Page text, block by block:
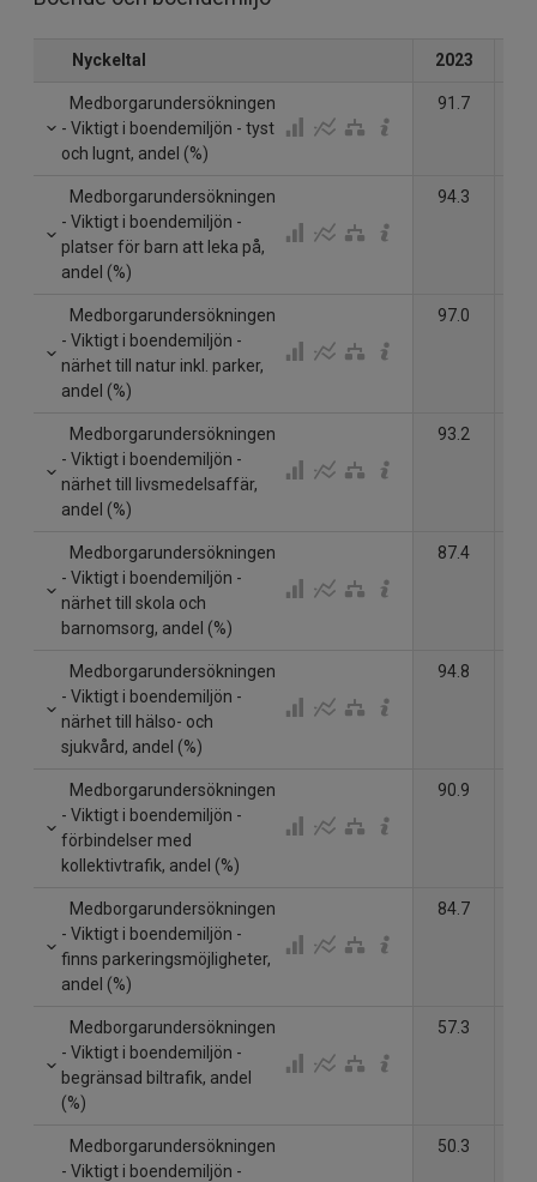
Nyckeltal 2023
Medborgarundersökningen
- Viktigt i boendemiljön - tyst
och lugnt, andel (%)
91.7
Medborgarundersökningen
- Viktigt i boendemiljön -
platser för barn att leka på,
andel (%)
94.3
Medborgarundersökningen
- Viktigt i boendemiljön -
närhet till natur inkl. parker,
andel (%)
97.0
Medborgarundersökningen
- Viktigt i boendemiljön -
närhet till livsmedelsaffär,
andel (%)
93.2
Medborgarundersökningen
- Viktigt i boendemiljön -
närhet till skola och
barnomsorg, andel (%)
87.4
Medborgarundersökningen
- Viktigt i boendemiljön -
närhet till hälso- och
sjukvård, andel (%)
94.8
Medborgarundersökningen
- Viktigt i boendemiljön -
förbindelser med
kollektivtrafik, andel (%)
90.9
Medborgarundersökningen
- Viktigt i boendemiljön -
finns parkeringsmöjligheter,
andel (%)
84.7
Medborgarundersökningen
- Viktigt i boendemiljön -
begränsad biltrafik, andel
(%)
57.3
Medborgarundersökningen
- Viktigt i boendemiljön -
50.3